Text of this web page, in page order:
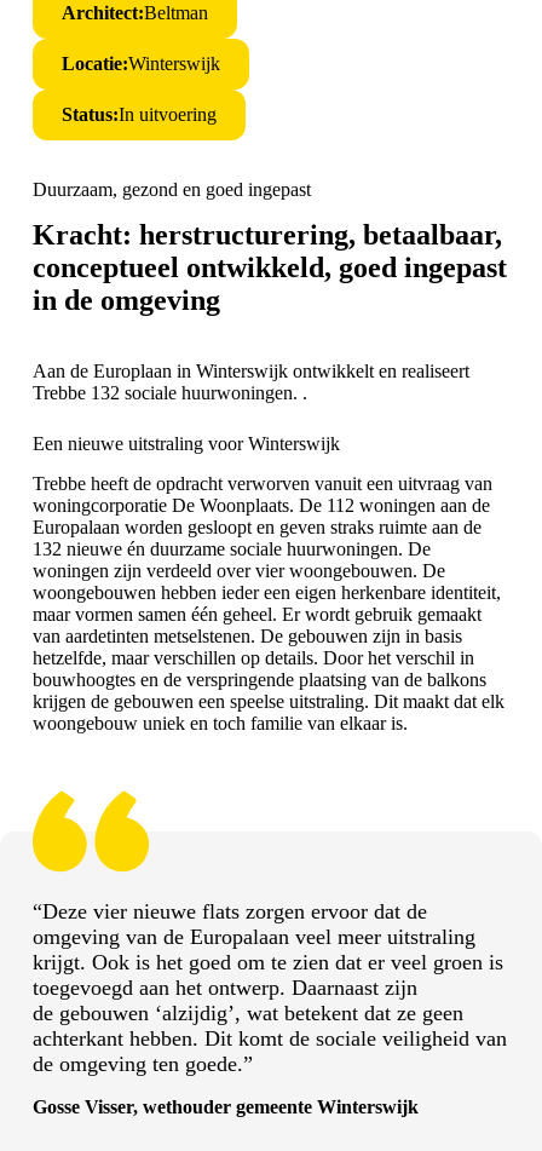
Architect:Beltman
Locatie:Winterswijk
Status:In uitvoering
Duurzaam, gezond en goed ingepast
Kracht: herstructurering, betaalbaar,
conceptueel ontwikkeld, goed ingepast
in de omgeving
Aan de Europlaan in Winterswijk ontwikkelt en realiseert
Trebbe 132 sociale huurwoningen. .
Een nieuwe uitstraling voor Winterswijk
Trebbe heeft de opdracht verworven vanuit een uitvraag van
woningcorporatie De Woonplaats. De 112 woningen aan de
Europalaan worden gesloopt en geven straks ruimte aan de
132 nieuwe én duurzame sociale huurwoningen. De
woningen zijn verdeeld over vier woongebouwen. De
woongebouwen hebben ieder een eigen herkenbare identiteit,
maar vormen samen één geheel. Er wordt gebruik gemaakt
van aardetinten metselstenen. De gebouwen zijn in basis
hetzelfde, maar verschillen op details. Door het verschil in
bouwhoogtes en de verspringende plaatsing van de balkons
krijgen de gebouwen een speelse uitstraling. Dit maakt dat elk
woongebouw uniek en toch familie van elkaar is.
“Deze vier nieuwe flats zorgen ervoor dat de
omgeving van de Europalaan veel meer uitstraling
krijgt. Ook is het goed om te zien dat er veel groen is
toegevoegd aan het ontwerp. Daarnaast zijn
de gebouwen ‘alzijdig’, wat betekent dat ze geen
achterkant hebben. Dit komt de sociale veiligheid van
de omgeving ten goede.”
Gosse Visser, wethouder gemeente Winterswijk